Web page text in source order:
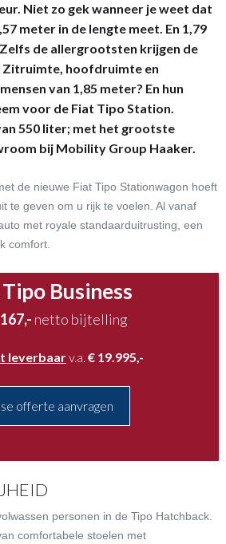
Niet zo gek wanneer je weet dat
meter in de lengte meet. En 1,79
de allergrootsten krijgen de
Zitruimte, hoofdruimte en
van 1,85 meter? En hun
voor de Fiat Tipo Station.
550 liter; met het grootste
bij Mobility Group Haaker.
de nieuwe Fiat Tipo Stationwagon hoeft
te geven om u rijk te voelen. Al vanaf
met royale standaarduitrusting, een
comfort.
Business
netto bijtelling
leverbaarv.a. € 19.995,-
offerte aanvragen
personen in de Tipo Hatchback.
comfortabele stoelen met